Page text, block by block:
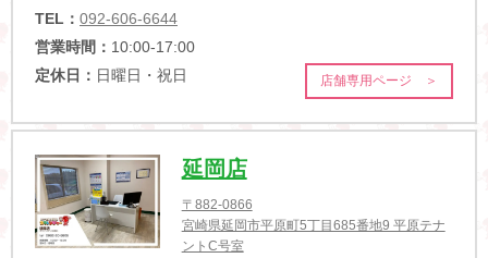
TEL： 092-606-6644
営業時間： 10:00-17:00
定休日： 日曜日・祝日 店舗専用ページ ＞
延岡店
〒882-0866
宮崎県延岡市平原町5丁目685番地9 平原テナ
ントC号室